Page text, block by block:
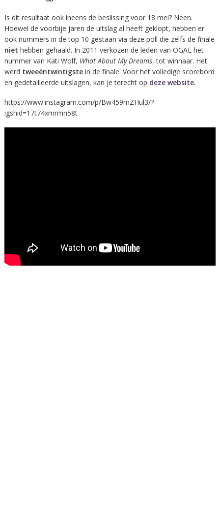
Is dit resultaat ook ineens de beslissing voor 18 mei? Neen.
Hoewel de voorbije jaren de uitslag al heeft geklopt, hebben er
ook nummers in de top 10 gestaan via deze poll die zelfs de finale
niet hebben gehaald. In 2011 verkozen de leden van OGAE het
nummer van Kati Wolf, What About My Dreams, tot winnaar. Het
werd tweeëntwintigstein de finale. Voor het volledige scorebord
en gedetailleerde uitslagen, kan je terecht op deze website.
https://www.instagram.com/p/Bw459mZHul3/?
igshid=17t74xmrmn58t